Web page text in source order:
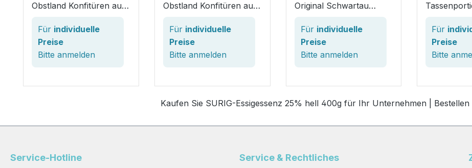
Obstland Konfitüren aus
werden aus erlesenen
Früchten und mit einem
Fruchtgehalt von 35 %
für Gastronomie und
Catering und Hotellerie,
Für individuelle
Preise
Bitte anmelden
Obstland Konfitüren aus
werden aus erlesenen
Früchten und mit einem
Fruchtgehalt von 35 %
Zubereitung garantieren
für Gastronomie und
Catering und Hotellerie,
Für individuelle
Preise
Bitte anmelden
Original Schwartau
praktischen
Portionsschalen.
Konfitüren in Extra-
Frühstücksangebot,
Mitnehmen für die Reise
Frühstückstisch zu
Für individuelle
Preise
Bitte anmelden
Bestform
Sortiment
stationäre
und
Für
Preise
Bitte
Kaufen Sie SURIG-Essigessenz 25% hell 400g für Ihr Unternehmen | Bestellen
Service-Hotline Service & Rechtliches